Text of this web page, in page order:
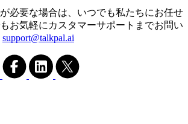
必要な場合は、いつでも私たちにお任せ
お気軽にカスタマーサポートまでお問い
support@talkpal.ai